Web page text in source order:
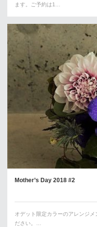
ます。ご予約は1…
Mother’s Day 2018 #2
オデット限定カラーのアレンジ
ださい。…